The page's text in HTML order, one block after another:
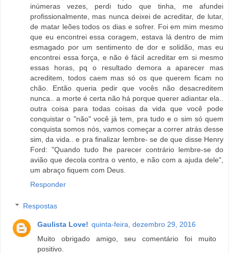
inúmeras vezes, perdi tudo que tinha, me afundei
profissionalmente, mas nunca deixei de acreditar, de lutar,
de matar leões todos os dias e sofrer. Foi em mim mesmo
que eu encontrei essa coragem, estava lá dentro de mim
esmagado por um sentimento de dor e solidão, mas eu
encontrei essa força, e não é fácil acreditar em si mesmo
essas horas, pq o resultado demora a aparecer mas
acreditem, todos caem mas só os que querem ficam no
chão. Então queria pedir que vocês não desacreditem
nunca.. a morte é certa não há porque querer adiantar ela..
outra coisa para todas coisas da vida que você pode
conquistar o "não" você já tem, pra tudo e o sim só quem
conquista somos nós, vamos começar a correr atrás desse
sim, da vida.. e pra finalizar lembre- se de que disse Henry
Ford: "Quando tudo lhe parecer contrário lembre-se do
avião que decola contra o vento, e não com a ajuda dele",
um abraço fiquem com Deus.
Responder
Respostas
Gaulista Love! quinta-feira, dezembro 29, 2016
Muito obrigado amigo, seu comentário foi muito
positivo.